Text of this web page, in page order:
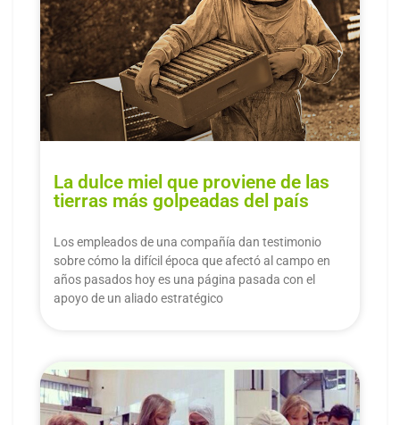
La dulce miel que proviene de las
tierras más golpeadas del país
Los empleados de una compañía dan testimonio
sobre cómo la difícil época que afectó al campo en
años pasados hoy es una página pasada con el
apoyo de un aliado estratégico